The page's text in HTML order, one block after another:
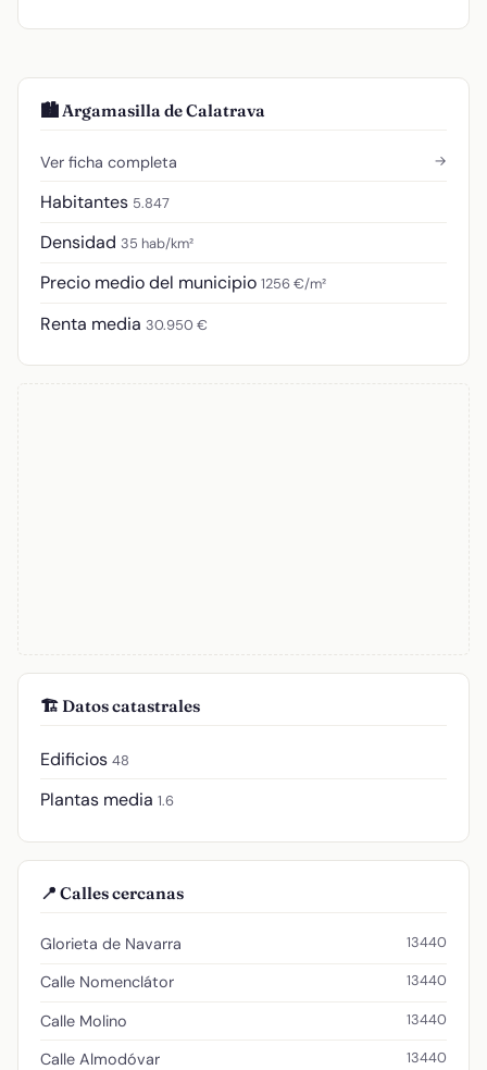
🏙️ Argamasilla de Calatrava
Ver ficha completa →
Habitantes 5.847
Densidad 35 hab/km²
Precio medio del municipio 1256 €/m²
Renta media 30.950 €
🏗️ Datos catastrales
Edificios 48
Plantas media 1.6
📍 Calles cercanas
Glorieta de Navarra 13440
Calle Nomenclátor 13440
Calle Molino 13440
Calle Almodóvar 13440